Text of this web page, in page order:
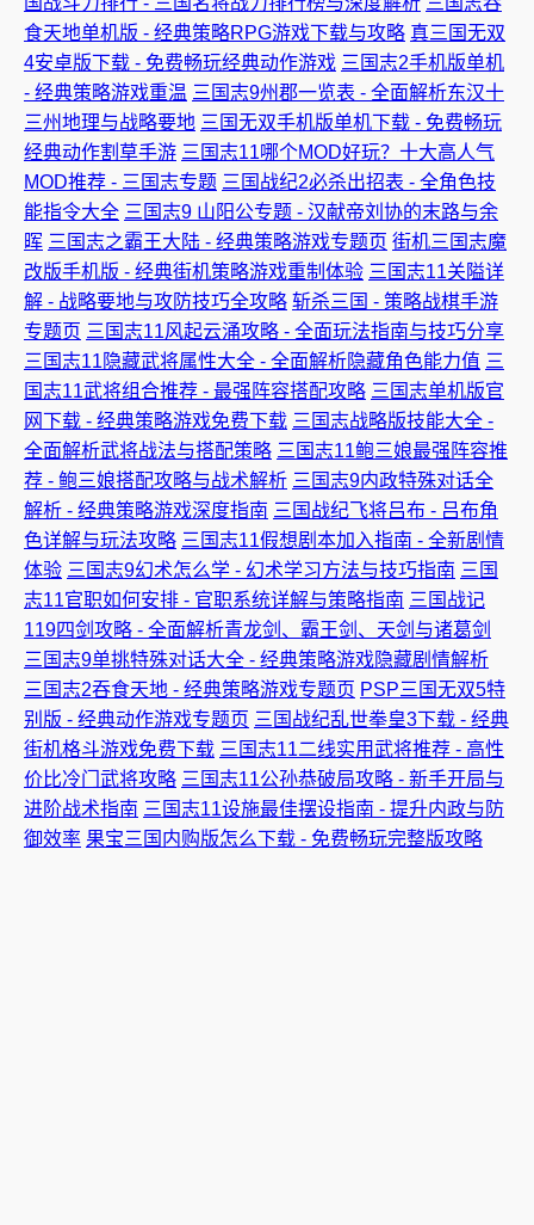
食天地单机版 - 经典策略RPG游戏下载与攻略 真三国无双
4安卓版下载 - 免费畅玩经典动作游戏 三国志2手机版单机
- 经典策略游戏重温 三国志9州郡一览表 - 全面解析东汉十
三州地理与战略要地 三国无双手机版单机下载 - 免费畅玩
经典动作割草手游 三国志11哪个MOD好玩？十大高人气
MOD推荐 - 三国志专题 三国战纪2必杀出招表 - 全角色技
能指令大全 三国志9 山阳公专题 - 汉献帝刘协的末路与余
晖 三国志之霸王大陆 - 经典策略游戏专题页 街机三国志魔
改版手机版 - 经典街机策略游戏重制体验 三国志11关隘详
解 - 战略要地与攻防技巧全攻略 斩杀三国 - 策略战棋手游
专题页 三国志11风起云涌攻略 - 全面玩法指南与技巧分享
三国志11隐藏武将属性大全 - 全面解析隐藏角色能力值 三
国志11武将组合推荐 - 最强阵容搭配攻略 三国志单机版官
网下载 - 经典策略游戏免费下载 三国志战略版技能大全 -
全面解析武将战法与搭配策略 三国志11鲍三娘最强阵容推
荐 - 鲍三娘搭配攻略与战术解析 三国志9内政特殊对话全
解析 - 经典策略游戏深度指南 三国战纪飞将吕布 - 吕布角
色详解与玩法攻略 三国志11假想剧本加入指南 - 全新剧情
体验 三国志9幻术怎么学 - 幻术学习方法与技巧指南 三国
志11官职如何安排 - 官职系统详解与策略指南 三国战记
119四剑攻略 - 全面解析青龙剑、霸王剑、天剑与诸葛剑
三国志9单挑特殊对话大全 - 经典策略游戏隐藏剧情解析
三国志2吞食天地 - 经典策略游戏专题页 PSP三国无双5特
别版 - 经典动作游戏专题页 三国战纪乱世拳皇3下载 - 经典
街机格斗游戏免费下载 三国志11二线实用武将推荐 - 高性
价比冷门武将攻略 三国志11公孙恭破局攻略 - 新手开局与
进阶战术指南 三国志11设施最佳摆设指南 - 提升内政与防
御效率 果宝三国内购版怎么下载 - 免费畅玩完整版攻略